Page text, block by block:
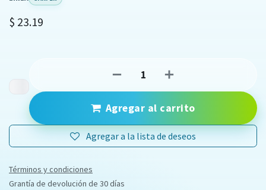
$ 23.19
Agregar al carrito
Agregar a la lista de deseos
Términos y condiciones
Grantía de devolución de 30 días